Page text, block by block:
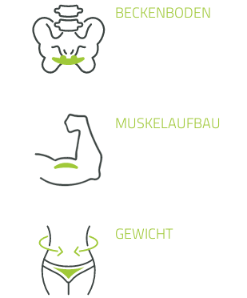
BECKENBODEN
MUSKELAUFBAU
GEWICHT